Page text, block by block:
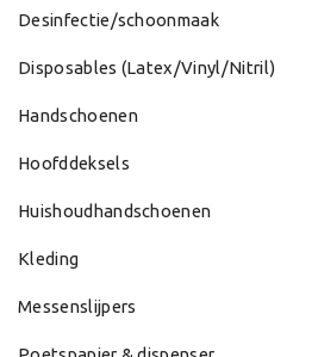
Desinfectie/schoonmaak
Disposables (Latex/Vinyl/Nitril)
Handschoenen
Hoofddeksels
Huishoudhandschoenen
Kleding
Messenslijpers